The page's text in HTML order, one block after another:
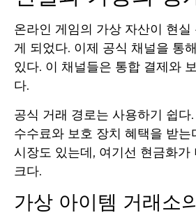
온라인 게임의 가상 자산이 현실
게 되었다. 이제 공식 채널을 통
있다. 이 채널들은 통합 결제와
다.
공식 거래 경로는 사용하기 쉽다
수수료와 보호 장치 혜택을 받는
시장도 있는데, 여기선 현금화가
크다.
가상 아이템 거래소